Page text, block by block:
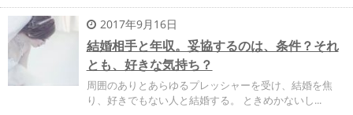
2017年9月16日
結婚相手と年収。妥協するのは、条件？それ
とも、好きな気持ち？
周囲のありとあらゆるプレッシャーを受け、結婚を焦
り、好きでもない人と結婚する。 ときめかないし...